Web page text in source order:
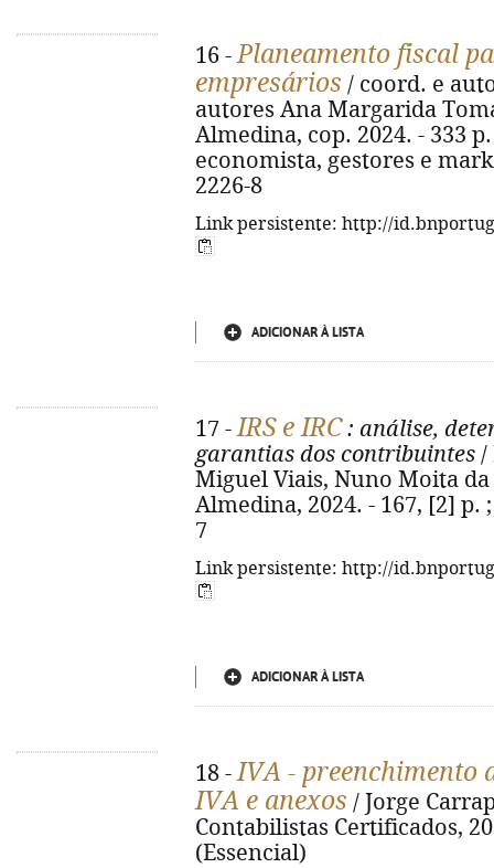
16 -Planeamento fiscal
empresários / coord. e
autores Ana Margarida
Almedina, cop. 2024. - 333
economista, gestores e
2226-8
Link persistente: http://
ADICIONAR À LISTA
17 -IRS e IRC: análise,
garantias dos contribuintes /
Miguel Viais, Nuno Moita da
Almedina, 2024. - 167, [2] p.
7
Link persistente: http://
ADICIONAR À LISTA
18 -IVA - preenchimento
IVA e anexos / Jorge
Contabilistas Certificados,
(Essencial)